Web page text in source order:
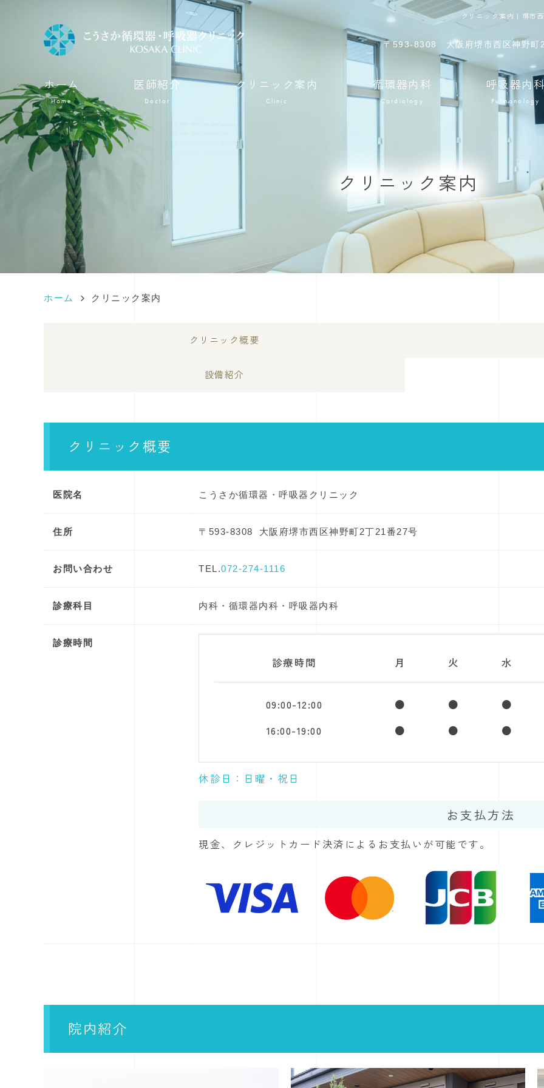
クリニック案内｜堺市
〒593-8308 大阪府堺市西区神野
ホーム
Home
医師紹介
Doctor
クリニック案内
Clinic
循環器内科
Cardiology
呼吸器内
Pulmonology
クリニック案内
ホーム クリニック案内
クリニック概要
設備紹介
クリニック概要
医院名 こうさか循環器・呼吸器クリニック
住所 〒593-8308 大阪府堺市西区神野町2丁21番27号
お問い合わせ TEL.072-274-1116
診療科目 内科・循環器内科・呼吸器内科
診療時間
診療時間 月 火 水
09:00-12:00 ● ●
●
16:00-19:00
● ● ●
休診日：日曜・祝日
お支払方法
現金、クレジットカード決済によるお支払いが可能です。
院内紹介